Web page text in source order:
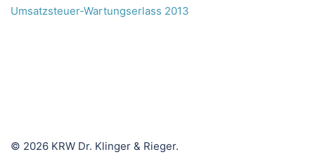
Umsatzsteuer-Wartungserlass 2013
© 2026 KRW Dr. Klinger & Rieger.